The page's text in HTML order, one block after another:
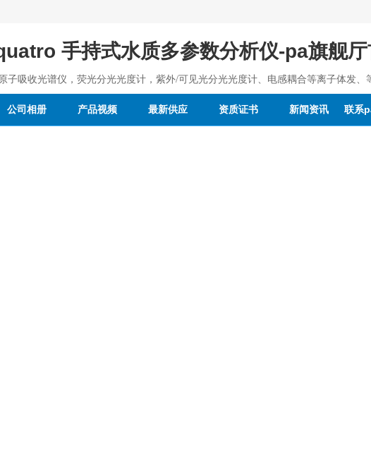
手持式水质多参数分析仪-pa旗舰
子吸收光谱仪，荧光分光光度计，紫外/可见光分光光度计、电感耦合等离子体发、
公司相册 产品视频 最新供应 资质证书 新闻资讯